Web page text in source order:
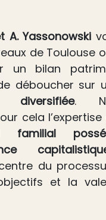
A. Yassonowski
de Toulouse
un bilan
déboucher sur
diversifiée.
cela l’expertise
familial
du
et la